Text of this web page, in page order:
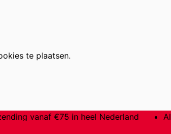
te plaatsen.
vanaf €75 in heel Nederland